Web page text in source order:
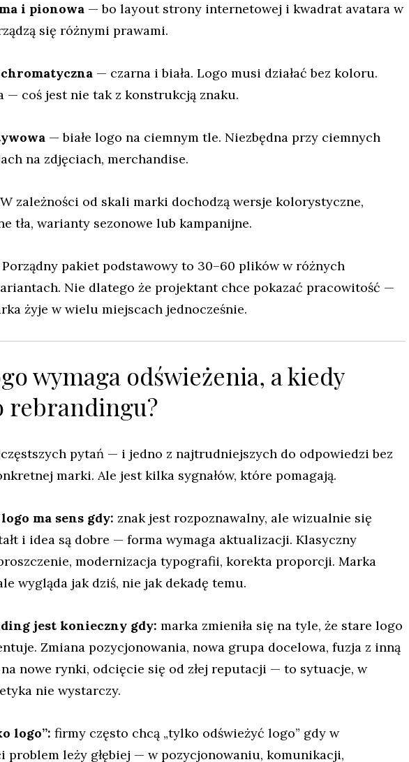
i pionowa — bo layout strony internetowej i kwadrat avatara w
się różnymi prawami.
— czarna i biała. Logo musi działać bez koloru.
— coś jest nie tak z konstrukcją znaku.
— białe logo na ciemnym tle. Niezbędna przy ciemnych
na zdjęciach, merchandise.
zależności od skali marki dochodzą wersje kolorystyczne,
tła, warianty sezonowe lub kampanijne.
pakiet podstawowy to 30–60 plików w różnych
Nie dlatego że projektant chce pokazać pracowitość —
żyje w wielu miejscach jednocześnie.
wymaga odświeżenia, a kiedy
rebrandingu?
pytań — i jedno z najtrudniejszych do odpowiedzi bez
marki. Ale jest kilka sygnałów, które pomagają.
ma sens gdy: znak jest rozpoznawalny, ale wizualnie się
i idea są dobre — forma wymaga aktualizacji. Klasyczny
modernizacja typografii, korekta proporcji. Marka
wygląda jak dziś, nie jak dekadę temu.
jest konieczny gdy: marka zmieniła się na tyle, że stare logo
Zmiana pozycjonowania, nowa grupa docelowa, fuzja z inną
nowe rynki, odcięcie się od złej reputacji — to sytuacje, w
nie wystarczy.
logo”: firmy często chcą „tylko odświeżyć logo” gdy w
problem leży głębiej — w pozycjonowaniu, komunikacji,